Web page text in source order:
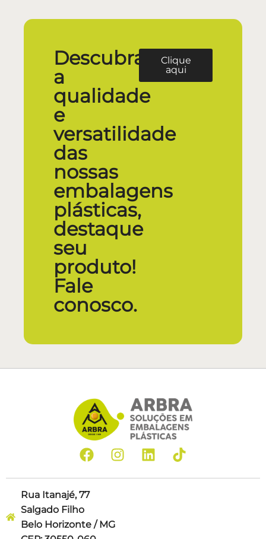
Descubra
a
qualidade
e
versatilidade
das
nossas
embalagens
plásticas,
destaque
seu
produto!
Fale
conosco.
Clique
aqui
Rua Itanajé, 77
Salgado Filho
Belo Horizonte / MG